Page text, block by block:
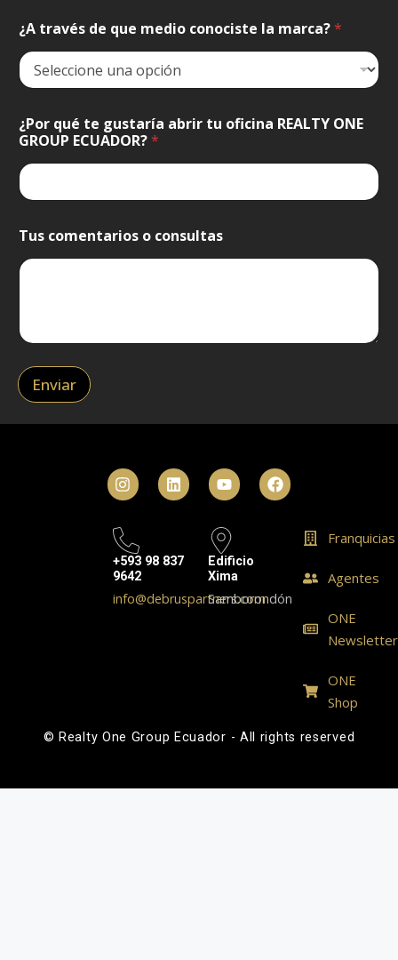
¿A través de que medio conociste la marca?*
¿Por qué te gustaría abrir tu oficina REALTY ONE
GROUP ECUADOR?*
Tus comentarios o consultas
Enviar
+593 98 837
9642
info@debruspartners.com
Edificio
Xima
Samborondón
Franquicias
Agentes
ONE
Newsletter
ONE
Shop
© Realty One Group Ecuador - All rights reserved